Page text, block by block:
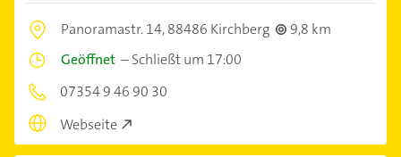
Panoramastr. 14,88486 Kirchberg
9,8 km
Geöffnet –Schließt um 17:00
07354 9 46 90 30
Webseite